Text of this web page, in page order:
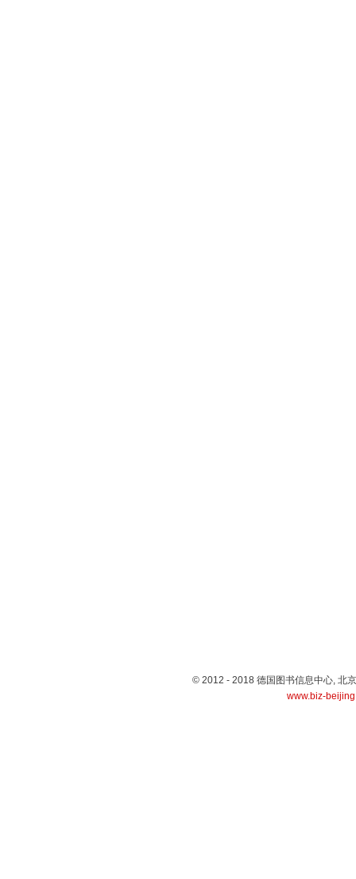
© 2012 - 2018 德国图书信息中心, 北
www.biz-